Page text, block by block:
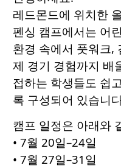
레드몬드에 위치한
펜싱 캠프에서는 어
환경 속에서 풋워크,
제 경기 경험까지 배
접하는 학생들도 쉽
록 구성되어 있습니
캠프 일정은 아래와
• 7월 20일–24일
• 7월 27일–31일